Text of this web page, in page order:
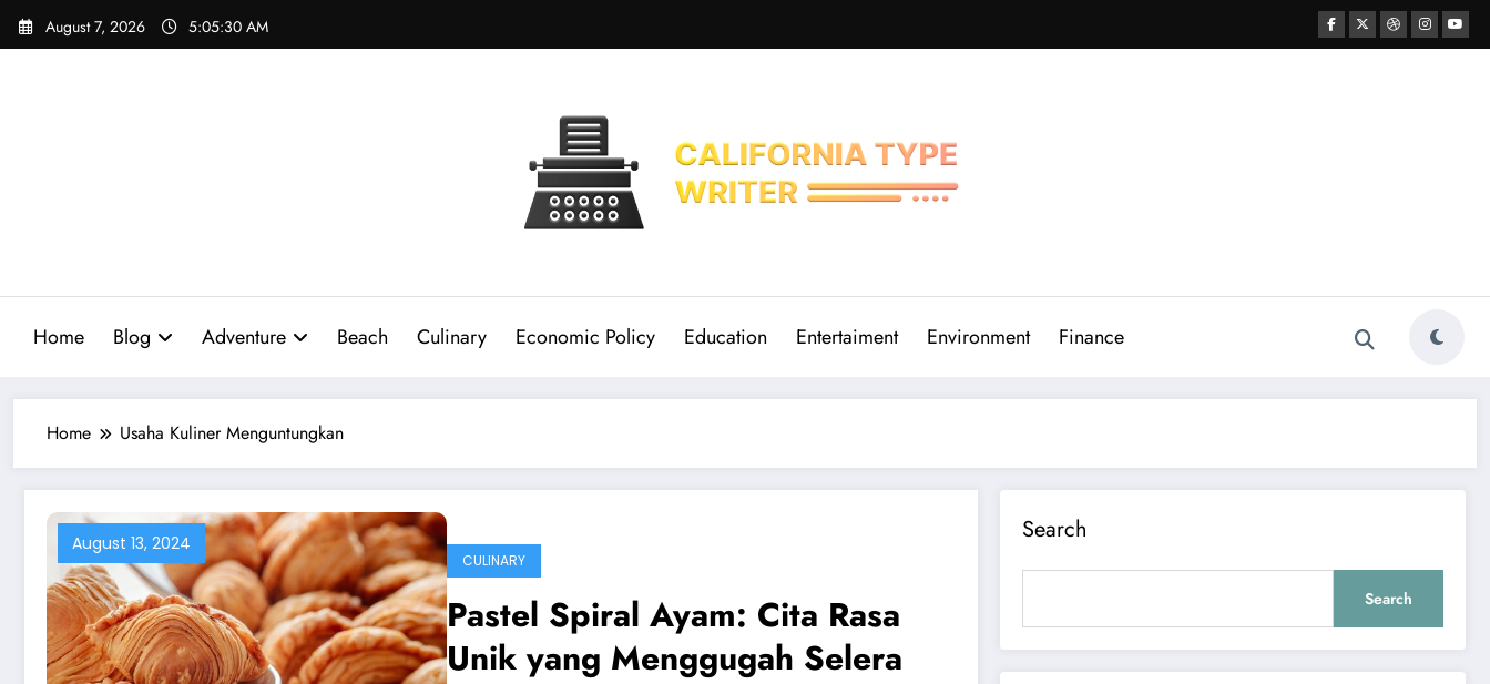
Skip
August 7, 2026 5:05:31 AM
Home Blog Adventure Beach Culinary Economic Policy Education Entertaiment Environment Finance
Home Usaha Kuliner Menguntungkan
August 13, 2024
CULINARY
Pastel Spiral Ayam: Cita Rasa
Unik yang Menggugah Selera
Search
Search